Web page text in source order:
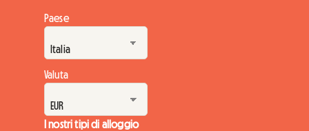
Paese
Valuta
I nostri tipi di alloggio